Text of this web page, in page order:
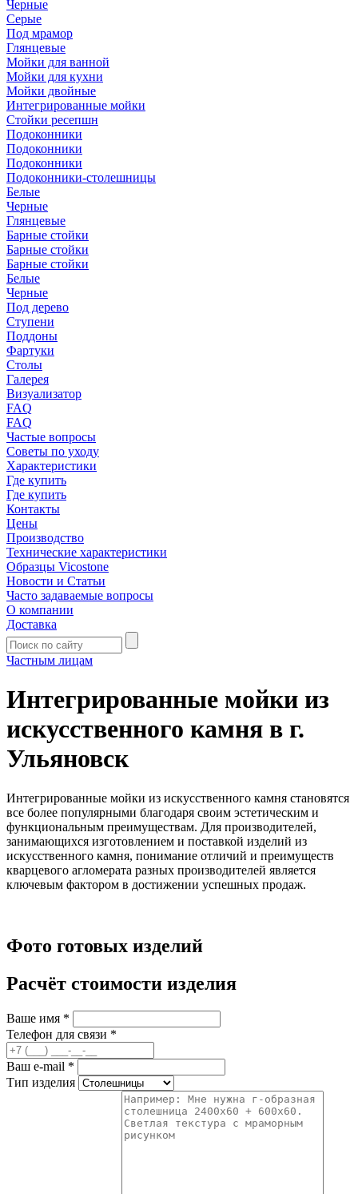
Черные
Серые
Под мрамор
Глянцевые
Мойки для ванной
Мойки для кухни
Мойки двойные
Интегрированные мойки
Стойки ресепшн
Подоконники
Подоконники
Подоконники
Подоконники-столешницы
Белые
Черные
Глянцевые
Барные стойки
Барные стойки
Барные стойки
Белые
Черные
Под дерево
Ступени
Поддоны
Фартуки
Столы
Галерея
Визуализатор
FAQ
FAQ
Частые вопросы
Советы по уходу
Характеристики
Где купить
Где купить
Контакты
Цены
Производство
Технические характеристики
Образцы Vicostone
Новости и Статьи
Часто задаваемые вопросы
О компании
Доставка
Частным лицам
Интегрированные мойки из
искусственного камня в г.
Ульяновск
Интегрированные мойки из искусственного камня становятся
все более популярными благодаря своим эстетическим и
функциональным преимуществам. Для производителей,
занимающихся изготовлением и поставкой изделий из
искусственного камня, понимание отличий и преимуществ
кварцевого агломерата разных производителей является
ключевым фактором в достижении успешных продаж.
Фото готовых изделий
Расчёт стоимости изделия
Ваше имя *
Телефон для связи *
Ваш e-mail *
Тип изделия